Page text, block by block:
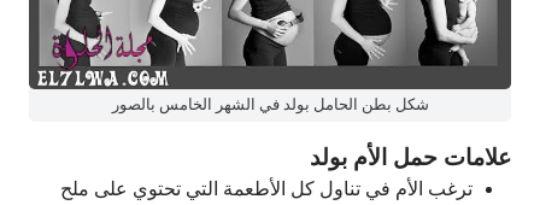
شكل بطن الحامل بولد في الشهر الخامس بالصور
علامات حمل الأم بولد
ترغب الأم في تناول كل الأطعمة التي تحتوي على ملح